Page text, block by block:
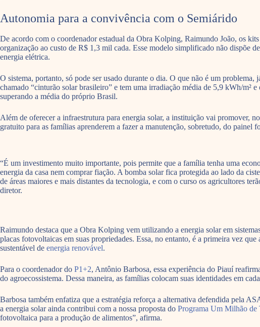
Autonomia para a convivência com o Semiárido
De acordo com o coordenador estadual da Obra Kolping, Raimundo João, os
organização ao custo de R$ 1,3 mil cada. Esse modelo simplificado não dispõe
energia elétrica.
O sistema, portanto, só pode ser usado durante o dia. O que não é um problema,
chamado “cinturão solar brasileiro” e tem uma irradiação média de 5,9 kWh/m²
superando a média do próprio Brasil.
Além de oferecer a infraestrutura para energia solar, a instituição vai promover,
gratuito para as famílias aprenderem a fazer a manutenção, sobretudo, do painel
“É um investimento muito importante, pois permite que a família tenha uma
energia da casa nem comprar fiação. A bomba solar fica protegida ao lado da
de áreas maiores e mais distantes da tecnologia, e com o curso os agricultores
diretor.
Raimundo destaca que a Obra Kolping vem utilizando a energia solar em
placas fotovoltaicas em suas propriedades. Essa, no entanto, é a primeira vez
sustentável de energia renovável.
Para o coordenador do P1+2, Antônio Barbosa, essa experiência do Piauí
do agroecossistema. Dessa maneira, as famílias colocam suas identidades em
Barbosa também enfatiza que a estratégia reforça a alternativa defendida pela
a energia solar ainda contribui com a nossa proposta do Programa Um Milhão de
fotovoltaica para a produção de alimentos”, afirma.